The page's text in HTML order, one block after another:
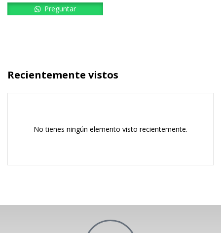
Preguntar
Recientemente vistos
No tienes ningún elemento visto recientemente.